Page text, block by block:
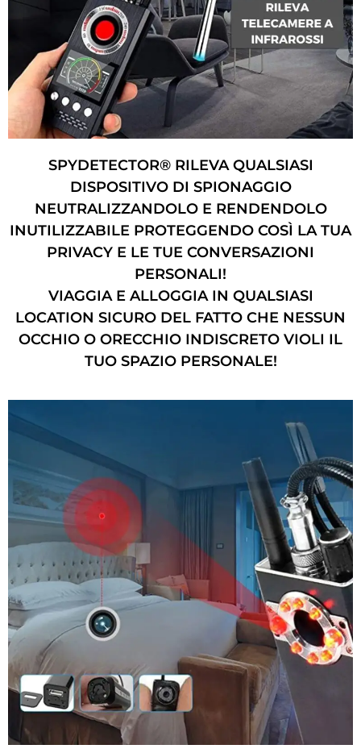
SPYDETECTOR® RILEVA QUALSIASI
DISPOSITIVO DI SPIONAGGIO
NEUTRALIZZANDOLO E RENDENDOLO
INUTILIZZABILE PROTEGGENDO COSÌ LA TUA
PRIVACY E LE TUE CONVERSAZIONI
PERSONALI!
VIAGGIA E ALLOGGIA IN QUALSIASI
LOCATION SICURO DEL FATTO CHE NESSUN
OCCHIO O ORECCHIO INDISCRETO VIOLI IL
TUO SPAZIO PERSONALE!